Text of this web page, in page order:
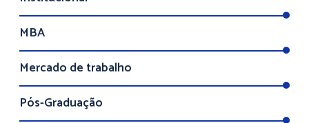
MBA
Mercado de trabalho
Pós-Graduação